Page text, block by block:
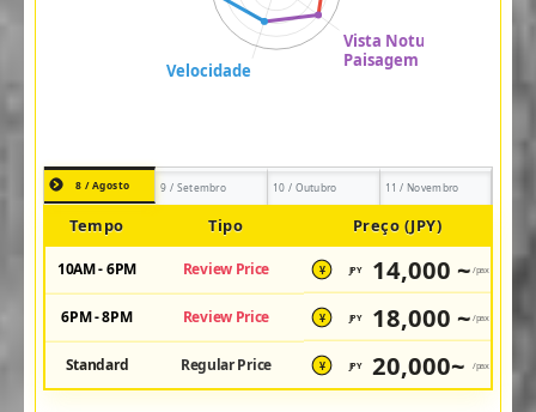
8 / Agosto 9 / Setembro 10 / Outubro 11 / Novembro
Tempo Tipo Preço (JPY)
10AM - 6PM Review Price ¥ JPY 14,000 ~ /pax
6PM - 8PM Review Price ¥ JPY 18,000 ~ /pax
Standard Regular Price ¥ JPY 20,000~ /pax